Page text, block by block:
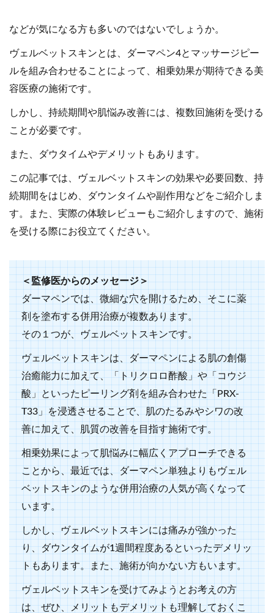
などが気になる方も多いのではないでしょうか。
ヴェルベットスキンとは、ダーマペン4とマッサージピー
ルを組み合わせることによって、相乗効果が期待できる美
容医療の施術です。
しかし、持続期間や肌悩み改善には、複数回施術を受ける
ことが必要です。
また、ダウタイムやデメリットもあります。
この記事では、ヴェルベットスキンの効果や必要回数、持
続期間をはじめ、ダウンタイムや副作用などをご紹介しま
す。また、実際の体験レビューもご紹介しますので、施術
を受ける際にお役立てください。
＜監修医からのメッセージ＞
ダーマペンでは、微細な穴を開けるため、そこに薬
剤を塗布する併用治療が複数あります。
その１つが、ヴェルベットスキンです。
ヴェルベットスキンは、ダーマペンによる肌の創傷
治癒能力に加えて、「トリクロロ酢酸」や「コウジ
酸」といったピーリング剤を組み合わせた「PRX-
T33」を浸透させることで、肌のたるみやシワの改
善に加えて、肌質の改善を目指す施術です。
相乗効果によって肌悩みに幅広くアプローチできる
ことから、最近では、ダーマペン単独よりもヴェル
ベットスキンのような併用治療の人気が高くなって
います。
しかし、ヴェルベットスキンには痛みが強かった
り、ダウンタイムが1週間程度あるといったデメリッ
トもあります。また、施術が向かない方もいます。
ヴェルベットスキンを受けてみようとお考えの方
は、ぜひ、メリットもデメリットも理解しておくこ